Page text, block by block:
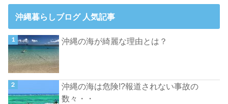
沖縄暮らしブログ 人気記事
沖縄の海が綺麗な理由とは？
沖縄の海は危険!?報道されない事故の
数々・・